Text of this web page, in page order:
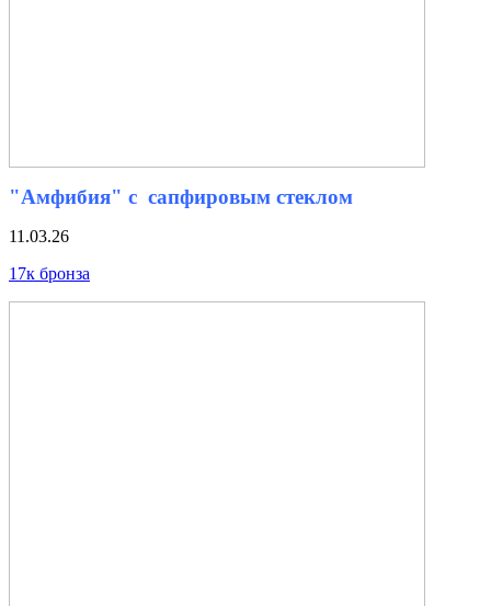
"Амфибия" с сапфировым стеклом
11.03.26
17к бронза